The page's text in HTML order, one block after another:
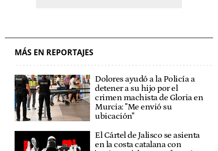
MÁS EN REPORTAJES
Dolores ayudó a la Policía a
detener a su hijo por el
crimen machista de Gloria en
Murcia: "Me envió su
ubicación"
El Cártel de Jalisco se asienta
en la costa catalana con